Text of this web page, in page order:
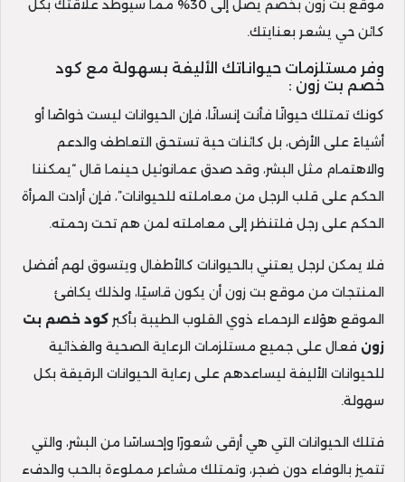
موقع بت زون بخصم يصل إلى 30% مما سيوطد علاقتك بكل
كائن حي يشعر بعنايتك.
وفر مستلزمات حيواناتك الأليفة بسهولة مع كود
خصم بت زون :
كونك تمتلك حيوانًا فأنت إنسانًا، فإن الحيوانات ليست خواصًا أو
أشياءً على الأرض، بل كائنات حية تستحق التعاطف والدعم
والاهتمام مثل البشر، وقد صدق عمانوئيل حينما قال “يمكننا
الحكم على قلب الرجل من معاملته للحيوانات”، فإن أرادت المرأة
الحكم على رجل فلتنظر إلى معاملته لمن هم تحت رحمته.
فلا يمكن لرجل يعتني بالحيوانات كالأطفال ويتسوق لهم أفضل
المنتجات من موقع بت زون أن يكون قاسيًا، ولذلك يكافئ
الموقع هؤلاء الرحماء ذوي القلوب الطيبة بأكبر كود خصم بت
زون فعال على جميع مستلزمات الرعاية الصحية والغذائية
للحيوانات الأليفة ليساعدهم على رعاية الحيوانات الرقيقة بكل
سهولة.
فتلك الحيوانات التي هي أرقى شعورًا وإحساسًا من البشر، والتي
تتميز بالوفاء دون ضجر، وتمتلك مشاعر مملوءة بالحب والدفء